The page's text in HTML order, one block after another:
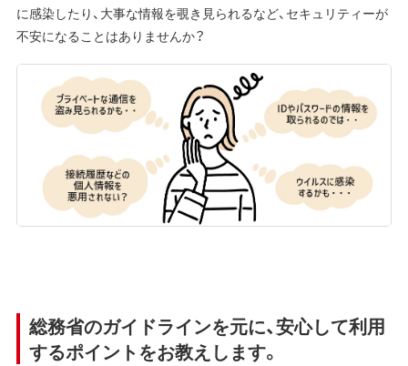
に感染したり、大事な情報を覗き見られるなど、セキュリティーが
不安になることはありませんか？
総務省のガイドラインを元に、安心して利用
するポイントをお教えします。